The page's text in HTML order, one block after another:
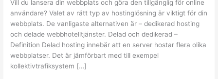
Vill du lansera din webbplats och göra den tillgänglig för online
användare? Valet av rätt typ av hostinglösning är viktigt för din
webbplats. De vanligaste alternativen är – dedikerad hosting
och delade webbhotelltjänster. Delad och dedikerad –
Definition Delad hosting innebär att en server hostar flera olika
webbplatser. Det är jämförbart med till exempel
kollektivtrafiksystem […]